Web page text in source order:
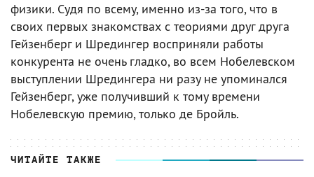
физики. Судя по всему, именно из-за того, что в
своих первых знакомствах с теориями друг друга
Гейзенберг и Шредингер восприняли работы
конкурента не очень гладко, во всем Нобелевском
выступлении Шредингера ни разу не упоминался
Гейзенберг, уже получивший к тому времени
Нобелевскую премию, только де Бройль.
ЧИТАЙТЕ ТАКЖЕ